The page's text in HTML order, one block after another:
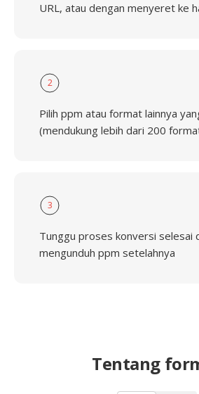
URL, atau dengan menyeret ke
2
Pilih ppm atau format lainnya
(mendukung lebih dari 200
3
Tunggu proses konversi selesai
mengunduh ppm setelahnya
Tentang